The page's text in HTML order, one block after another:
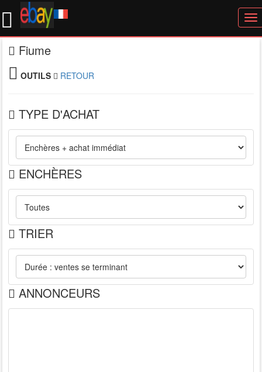
Fiume
OUTILS RETOUR
TYPE D'ACHAT
ENCHÈRES
TRIER
ANNONCEURS